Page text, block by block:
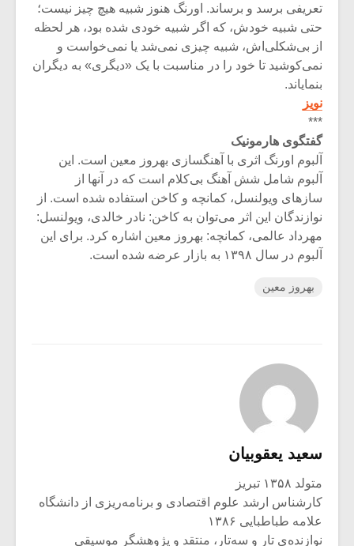
تعریفی برسد و برساند. اورنگ هنوز شبیه هیچ چیز نیست؛
حتی شبیه خودش، که اگر شبیه خودی شده بود، هر لحظه
از بی‌شکلی‌اش، شبیه چیزی نمی‌شد یا نمی‌خواست و
نمی‌کوشید تا خود را در مناسبت با یک «دیگری» به دیگران
بنمایاند.
نویز
***
گفتگوی هارمونیک
آلبوم اورنگ اثری با آهنگسازی بهروز معین است. این
آلبوم شامل شش آهنگ بی‌کلام است که در آنها از
سازهای ویولنسل، کمانچه و کاخن استفاده شده است. از
نوازندگان این اثر می‌توان به کاخن: نادر خالدی، ویولنسل:
مهرداد عالمی، کمانچه: بهروز معین اشاره کرد. برای این
آلبوم در سال ۱۳۹۸ به بازار عرضه شده است.
بهروز معین
سعید یعقوبیان
متولد ۱۳۵۸ تبریز
کارشناس ارشد علوم اقتصادی و برنامه‌ریزی از دانشگاه
علامه طباطبایی ۱۳۸۶
نوازنده‌ی تار و سه‌تار، منتقد و پژوهشگر موسیقی